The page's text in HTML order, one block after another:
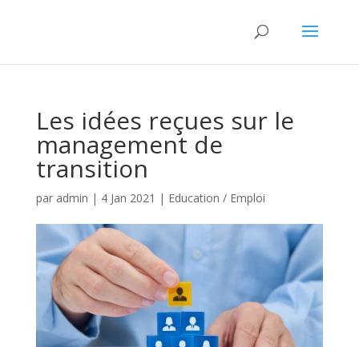
Les idées reçues sur le
management de
transition
par admin | 4 Jan 2021 | Education / Emploi